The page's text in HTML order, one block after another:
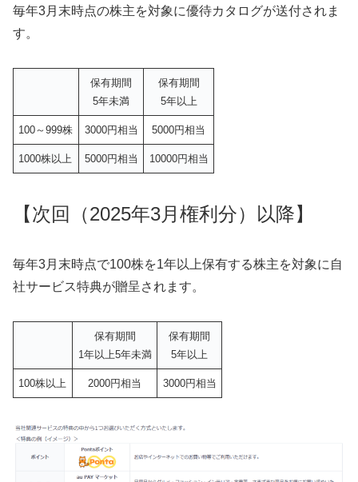
毎年3月末時点の株主を対象に優待カタログが送付されま
す。
保有期間
5年未満
保有期間
5年以上
100～999株 3000円相当 5000円相当
1000株以上 5000円相当 10000円相当
【次回 （2025年3月権利分）以降】
毎年3月末時点で100株を1年以上保有する株主を対象に自
社サービス特典が贈呈されます。
保有期間
1年以上5年未満
保有期間
5年以上
100株以上 2000円相当 3000円相当